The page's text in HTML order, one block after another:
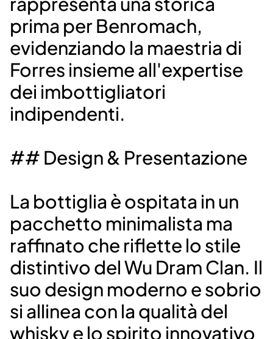
prima per Benromach,
evidenziando la maestria di
Forres insieme all'expertise
dei imbottigliatori
indipendenti.
## Design & Presentazione
La bottiglia è ospitata in un
pacchetto minimalista ma
raffinato che riflette lo stile
distintivo del Wu Dram Clan. Il
suo design moderno e sobrio
si allinea con la qualità del
whisky e lo spirito innovativo